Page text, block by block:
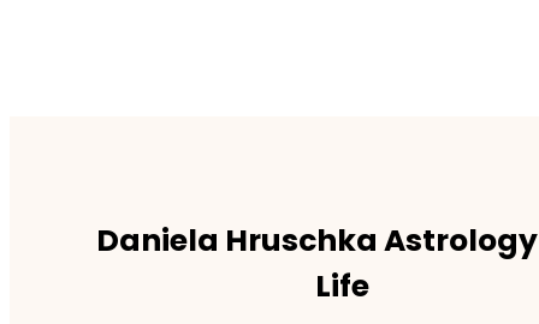
Daniela Hruschka
Life